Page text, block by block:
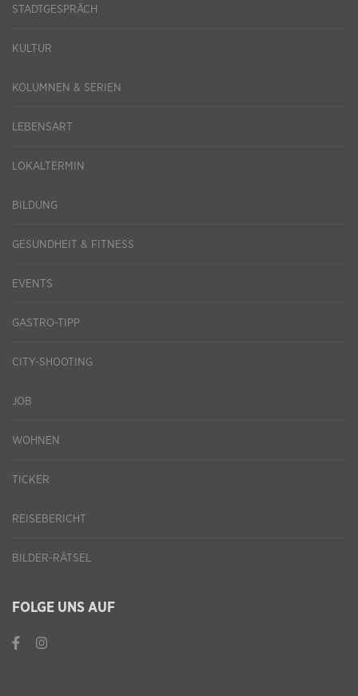
STADTGESPRÄCH
KULTUR
KOLUMNEN & SERIEN
LEBENSART
LOKALTERMIN
BILDUNG
GESUNDHEIT & FITNESS
EVENTS
GASTRO-TIPP
CITY-SHOOTING
JOB
WOHNEN
TICKER
REISEBERICHT
BILDER-RÄTSEL
FOLGE UNS AUF